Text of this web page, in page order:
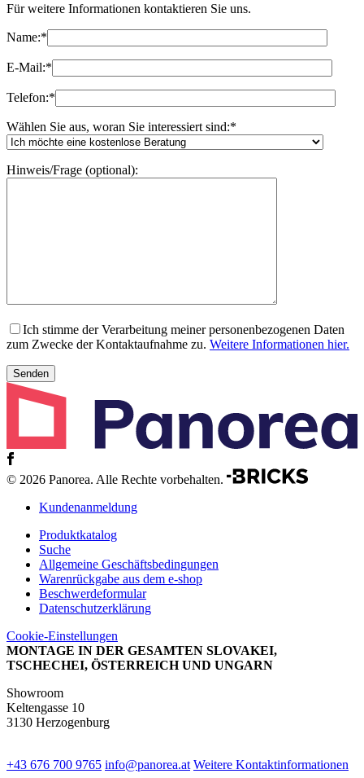
Für weitere Informationen kontaktieren Sie uns.
Name:*
E-Mail:*
Telefon:*
Wählen Sie aus, woran Sie interessiert sind:*
Hinweis/Frage (optional):
Ich stimme der Verarbeitung meiner personenbezogenen Daten
zum Zwecke der Kontaktaufnahme zu. Weitere Informationen hier.
© 2026 Panorea. Alle Rechte vorbehalten.
Kundenanmeldung
Produktkatalog
Suche
Allgemeine Geschäftsbedingungen
Warenrückgabe aus dem e-shop
Beschwerdeformular
Datenschutzerklärung
Cookie-Einstellungen
MONTAGE IN DER GESAMTEN SLOVAKEI,
TSCHECHEI, ÖSTERREICH UND UNGARN
Showroom
Keltengasse 10
3130 Herzogenburg
+43 676 700 9765 info@panorea.at Weitere Kontaktinformationen